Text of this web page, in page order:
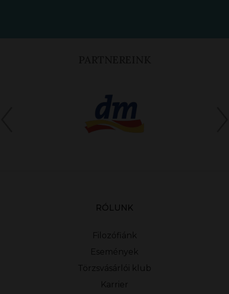
RÓLUNK
Filozófiánk
Események
Törzsvásárlói klub
Karrier